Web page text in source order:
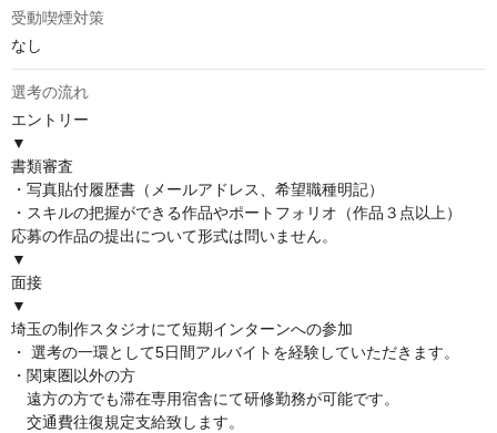
受動喫煙対策
なし
選考の流れ
エントリー
▼
書類審査
・写真貼付履歴書（メールアドレス、希望職種明記）
・スキルの把握ができる作品やポートフォリオ（作品３点以上）
応募の作品の提出について形式は問いません。
▼
面接
▼
埼玉の制作スタジオにて短期インターンへの参加
・ 選考の一環として5日間アルバイトを経験していただきます。
・関東圏以外の方
遠方の方でも滞在専用宿舎にて研修勤務が可能です。
交通費往復規定支給致します。